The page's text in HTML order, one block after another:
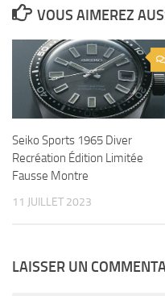
VOUS AIMEREZ
Seiko Sports 1965 Diver
Recréation Édition Limitée
Fausse Montre
11 JUILLET 2023
LAISSER UN